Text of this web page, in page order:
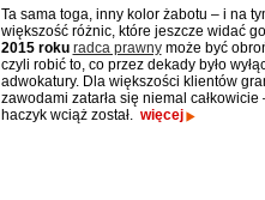
Ta sama toga, inny kolor żabotu – i na
większość różnic, które jeszcze widać
2015 roku radca prawnymoże być
czyli robić to, co przez dekady było
adwokatury. Dla większości klientów
zawodami zatarła się niemal
haczyk wciąż został. więcej